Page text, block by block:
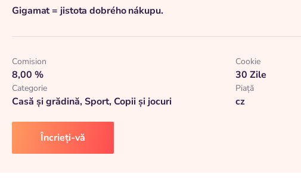
Gigamat = jistota dobrého nákupu.
Comision
8,00 %
Cookie
30 Zile
Categorie
Casă și grădină, Sport, Copii și jocuri
Piaţă
cz
Încrieți-vă